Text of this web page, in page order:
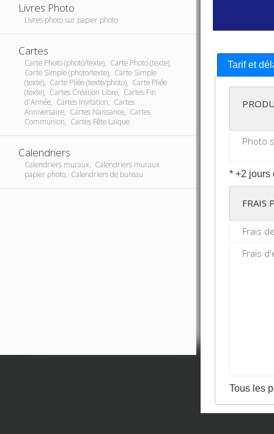
Livres Photo
Livres photo sur papier photo
Cartes
Carte Photo (photo/texte), Carte Photo (texte),
Carte Simple (photo/texte), Carte Simple
(texte), Carte Pliée (texte/photo), Carte Pliée
(texte), Cartes Création Libre, Cartes Fin
d'Année, Cartes Invitation, Cartes
Anniversaire, Cartes Naissance, Cartes
Communion, Cartes Fête Laïque
Calendriers
Calendriers muraux, Calendriers muraux
papier photo, Calendriers de bureau
Tarif et
Photo
* +2 jours
FRAIS
Frais
Frais
Tous les